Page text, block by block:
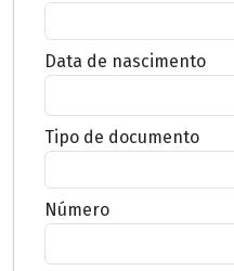
Data de nascimento
Tipo de documento
Número